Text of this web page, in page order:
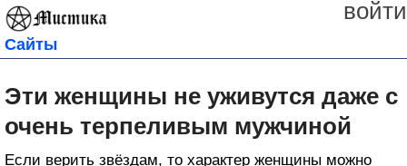
войти
Сайты
Эти женщины не уживутся даже с
очень терпеливым мужчиной
Если верить звёздам, то характер женщины можно